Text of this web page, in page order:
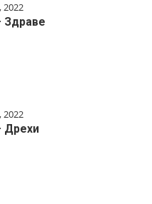
2022
Здраве
2022
Дрехи